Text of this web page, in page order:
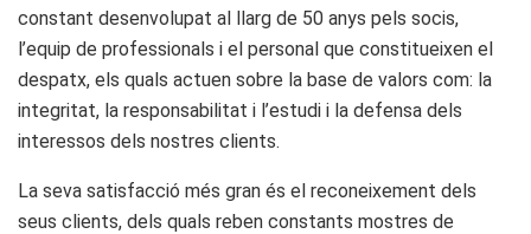
constant desenvolupat al llarg de 50 anys pels socis,
l’equip de professionals i el personal que constitueixen el
despatx, els quals actuen sobre la base de valors com: la
integritat, la responsabilitat i l’estudi i la defensa dels
interessos dels nostres clients.
La seva satisfacció més gran és el reconeixement dels
seus clients, dels quals reben constants mostres de